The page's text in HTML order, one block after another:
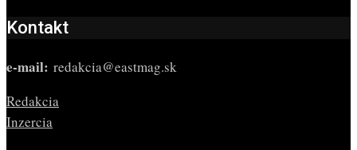
Kontakt
e-mail: redakcia@eastmag.sk
Redakcia
Inzercia